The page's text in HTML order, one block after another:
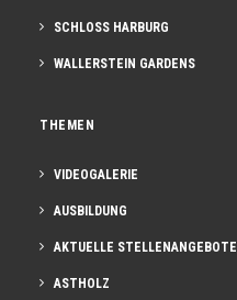
SCHLOSS HARBURG
WALLERSTEIN GARDENS
THEMEN
VIDEOGALERIE
AUSBILDUNG
AKTUELLE STELLENANGEBOTE
ASTHOLZ